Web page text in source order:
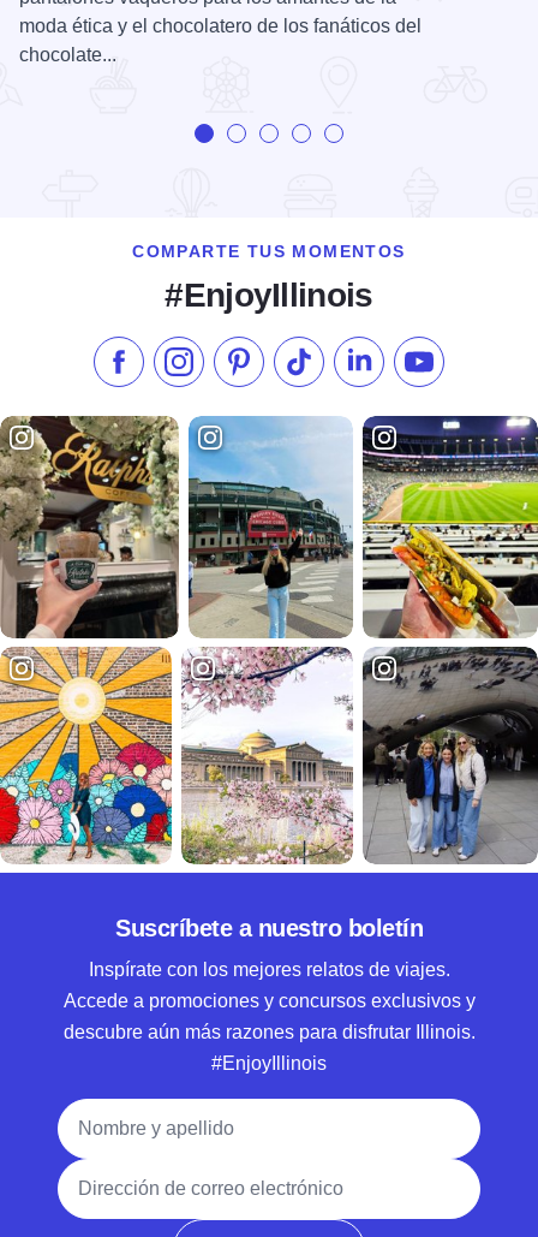
moda ética y el chocolatero de los fanáticos del
chocolate...
COMPARTE TUS MOMENTOS
#EnjoyIllinois
Síganos en Facebook
Síganos en Instagram
Visite nuestro Pinterest
Síganos en TikTok
Síganos en LinkedIn
Suscríbase a
Suscríbete a nuestro boletín
Inspírate con los mejores relatos de viajes.
Accede a promociones y concursos exclusivos y
descubre aún más razones para disfrutar Illinois.
#EnjoyIllinois
Nombre y apellido
Dirección de correo electrónico